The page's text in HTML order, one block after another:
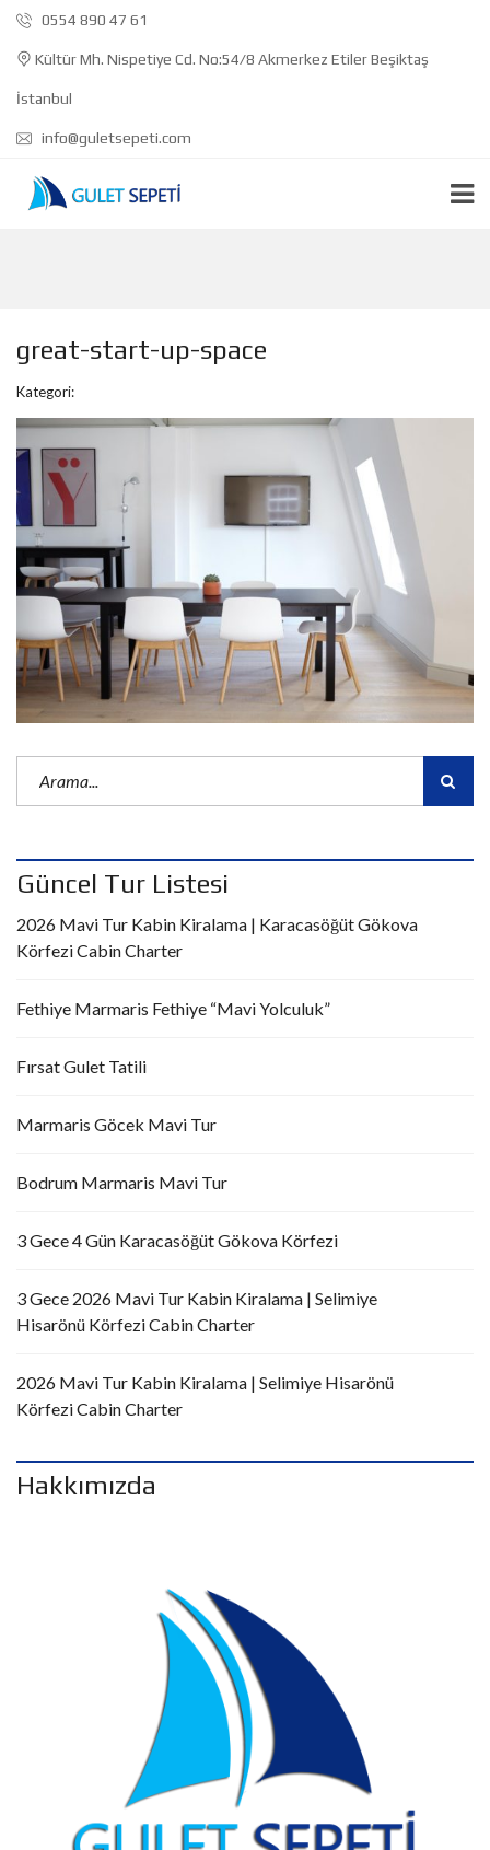
0554 890 47 61
Kültür Mh. Nispetiye Cd. No:54/8 Akmerkez Etiler Beşiktaş
İstanbul
info@guletsepeti.com
great-start-up-space
Kategori:
Güncel Tur Listesi
2026 Mavi Tur Kabin Kiralama | Karacasöğüt Gökova
Körfezi Cabin Charter
Fethiye Marmaris Fethiye “Mavi Yolculuk”
Fırsat Gulet Tatili
Marmaris Göcek Mavi Tur
Bodrum Marmaris Mavi Tur
3 Gece 4 Gün Karacasöğüt Gökova Körfezi
3 Gece 2026 Mavi Tur Kabin Kiralama | Selimiye
Hisarönü Körfezi Cabin Charter
2026 Mavi Tur Kabin Kiralama | Selimiye Hisarönü
Körfezi Cabin Charter
Hakkımızda